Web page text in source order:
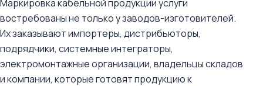
Маркировка кабельной продукции услуги
востребованы не только у заводов-изготовителей.
Их заказывают импортеры, дистрибьюторы,
подрядчики, системные интеграторы,
электромонтажные организации, владельцы складов
и компании, которые готовят продукцию к